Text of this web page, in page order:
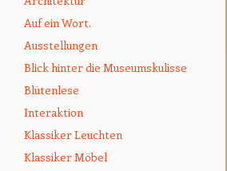
Auf ein Wort.
Ausstellungen
Blick hinter die Museumskulisse
Blütenlese
Interaktion
Klassiker Leuchten
Klassiker Möbel